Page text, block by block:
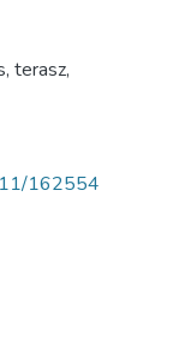
, terasz,
162554